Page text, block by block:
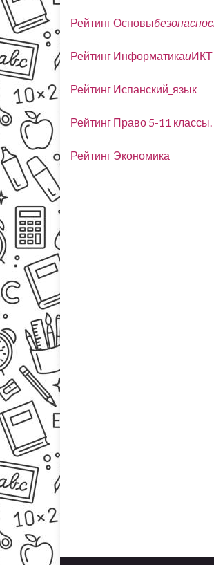
Рейтинг Основы
Рейтинг ИнформатикаиИКТ
Рейтинг Испанский_язык
Рейтинг Право 5-11 классы.
Рейтинг Экономика